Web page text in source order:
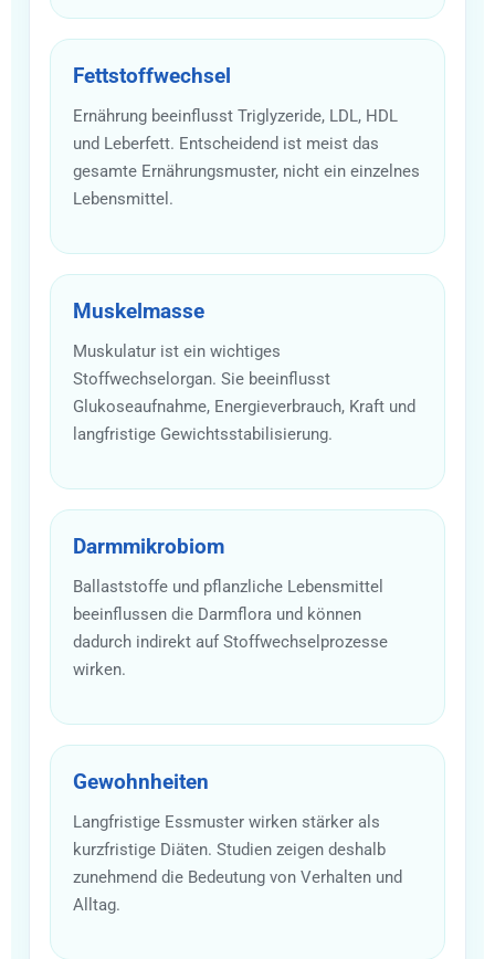
Fettstoffwechsel
Ernährung beeinflusst Triglyzeride, LDL, HDL
und Leberfett. Entscheidend ist meist das
gesamte Ernährungsmuster, nicht ein einzelnes
Lebensmittel.
Muskelmasse
Muskulatur ist ein wichtiges
Stoffwechselorgan. Sie beeinflusst
Glukoseaufnahme, Energieverbrauch, Kraft und
langfristige Gewichtsstabilisierung.
Darmmikrobiom
Ballaststoffe und pflanzliche Lebensmittel
beeinflussen die Darmflora und können
dadurch indirekt auf Stoffwechselprozesse
wirken.
Gewohnheiten
Langfristige Essmuster wirken stärker als
kurzfristige Diäten. Studien zeigen deshalb
zunehmend die Bedeutung von Verhalten und
Alltag.